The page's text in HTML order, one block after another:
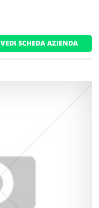
VEDI SCHEDA AZIENDA